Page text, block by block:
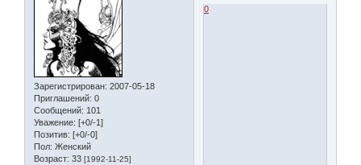
Зарегистрирован: 2007-05-18
Приглашений: 0
Сообщений: 101
Уважение: [+0/-1]
Позитив: [+0/-0]
Пол: Женский
Возраст: 33 [1992-11-25]
0